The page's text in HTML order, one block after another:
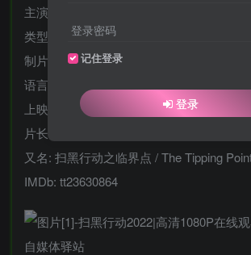
主演: 周一围 / 秦海璐 / 张智霖 / 王劲松 /
类型: 动作 / 犯罪
制片国家/地区: 中国大陆
语言: 汉语普通话 / 粤语
上映日期: 2022-11-11(中国大陆)
片长: 99分钟
又名: 扫黑行动之临界点 / The Tipping
IMDb: tt23630864
登录密码
记住登录
登录